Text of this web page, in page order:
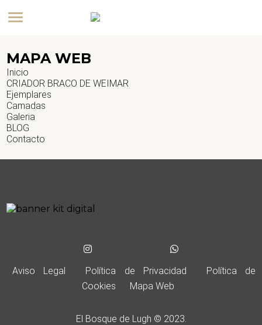
MAPA WEB
Inicio
CRIADOR BRACO DE WEIMAR
Ejemplares
Camadas
Galeria
BLOG
Contacto
Aviso Legal Política de Privacidad
Política de
Cookies
Mapa Web
El Bosque de Lugh © 2023.